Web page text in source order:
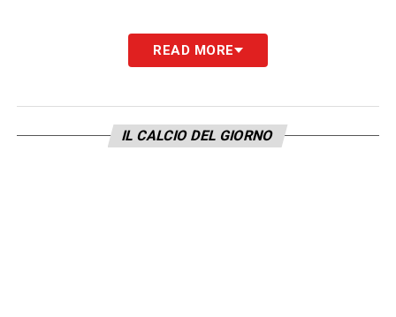
READ MORE
IL CALCIO DEL GIORNO